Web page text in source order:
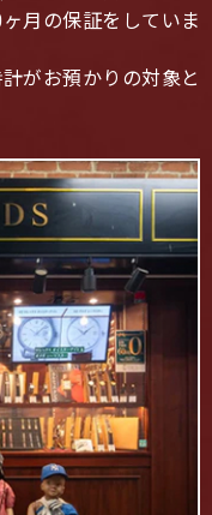
月の保証をしていま
がお預かりの対象と